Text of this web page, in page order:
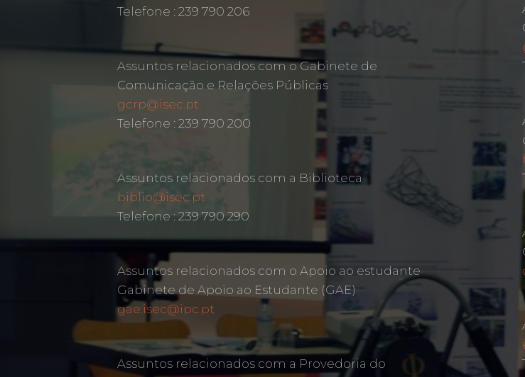
Telefone : 239 790 206
Assuntos relacionados com o Gabinete de
Comunicação e Relações Públicas
gcrp@isec.pt
Telefone : 239 790 200
Assuntos relacionados com a Biblioteca
biblio@isec.pt
Telefone : 239 790 290
Assuntos relacionados com o Apoio ao estudante
Gabinete de Apoio ao Estudante (GAE)
gae.isec@ipc.pt
Assuntos relacionados com a Provedoria do